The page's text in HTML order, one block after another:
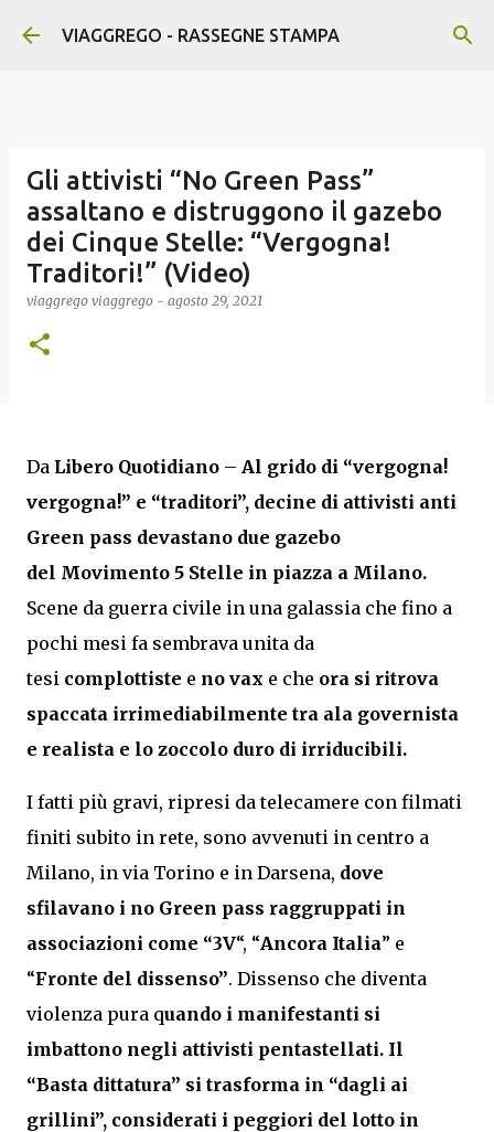
Passa ai contenuti principali
VIAGGREGO - RASSEGNE STAMPA
Gli attivisti “No Green Pass”
assaltano e distruggono il gazebo
dei Cinque Stelle: “Vergogna!
Traditori!” (Video)
viaggrego viaggrego - agosto 29, 2021
Da Libero Quotidiano – Al grido di “vergogna!
vergogna!” e “traditori”, decine di attivisti anti
Green pass devastano due gazebo
del Movimento 5 Stelle in piazza a Milano.
Scene da guerra civile in una galassia che fino a
pochi mesi fa sembrava unita da
tesi complottiste e no vax e che ora si ritrova
spaccata irrimediabilmente tra ala governista
e realista e lo zoccolo duro di irriducibili.
I fatti più gravi, ripresi da telecamere con filmati
finiti subito in rete, sono avvenuti in centro a
Milano, in via Torino e in Darsena, dove
sfilavano i no Green pass raggruppati in
associazioni come “3V“, “Ancora Italia” e
“Fronte del dissenso”. Dissenso che diventa
violenza pura quando i manifestanti si
imbattono negli attivisti pentastellati. Il
“Basta dittatura” si trasforma in “dagli ai
grillini”, considerati i peggiori del lotto in